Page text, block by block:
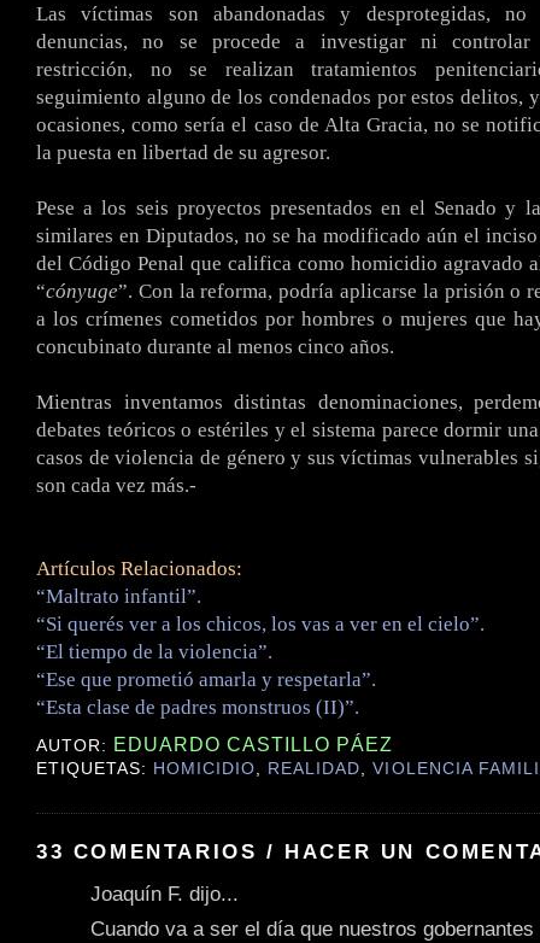
Las víctimas son abandonadas y desprotegidas,
denuncias, no se procede a investigar ni
restricción, no se realizan tratamientos
seguimiento alguno de los condenados por estos delitos,
ocasiones, como sería el caso de Alta Gracia, no se
la puesta en libertad de su agresor.
Pese a los seis proyectos presentados en el Senado y
similares en Diputados, no se ha modificado aún el
del Código Penal que califica como homicidio agravado
“cónyuge”. Con la reforma, podría aplicarse la prisión o
a los crímenes cometidos por hombres o mujeres que
concubinato durante al menos cinco años.
Mientras inventamos distintas denominaciones,
debates teóricos o estériles y el sistema parece dormir
casos de violencia de género y sus víctimas vulnerables
son cada vez más.-
Artículos Relacionados:
“Maltrato infantil”.
“Si querés ver a los chicos, los vas a ver en el cielo”.
“El tiempo de la violencia”.
“Ese que prometió amarla y respetarla”.
“Esta clase de padres monstruos (II)”.
AUTOR: EDUARDO CASTILLO PÁEZ
ETIQUETAS: HOMICIDIO, REALIDAD,VIOLENCIA
33 COMENTARIOS / HACER UN
Joaquín F. dijo...
Cuando va a ser el día que nuestros gobernantes